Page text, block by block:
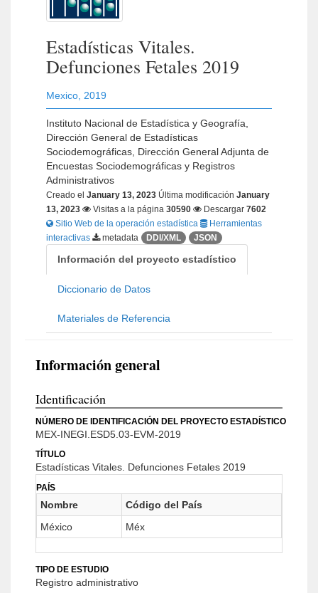
Estadísticas Vitales.
Defunciones Fetales 2019
Mexico 2019
Instituto Nacional de Estadística y Geografía,
Dirección General de Estadísticas
Sociodemográficas, Dirección General Adjunta de
Encuestas Sociodemográficas y Registros
Administrativos
Creado el January 13, 2023 Última modificación January
13, 2023
Visitas a la página 30590 Descargar 7602
Sitio Web de la operación estadística
Herramientas
interactivas
metadata DDI/XML JSON
Información del proyecto estadístico
Diccionario de Datos
Materiales de Referencia
Información general
Identificación
NÚMERO DE IDENTIFICACIÓN DEL PROYECTO ESTADÍSTICO
MEX-INEGI.ESD5.03-EVM-2019
TÍTULO
Estadísticas Vitales. Defunciones Fetales 2019
PAÍS
Nombre
Código del País
México
Méx
TIPO DE ESTUDIO
Registro administrativo